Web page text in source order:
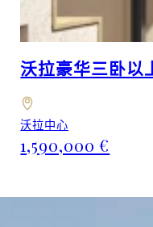
沃拉豪华三卧以
沃拉中心
1,590,000 €